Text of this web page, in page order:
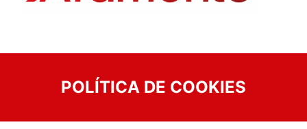
POLÍTICA DE COOKIES